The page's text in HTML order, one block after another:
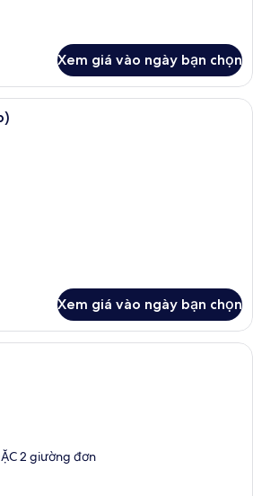
Xem giá vào ngày bạn chọn
Bộ đồ giường kháng dị ứng,
Xem giá vào ngày bạn chọn
Bộ đồ giường kháng dị ứng,
2 giường đơn